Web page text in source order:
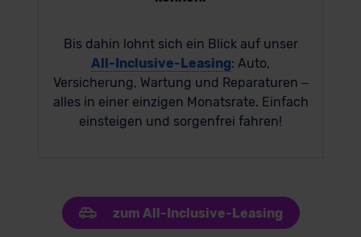
Bis dahin lohnt sich ein Blick auf unser
All-Inclusive-Leasing: Auto,
Versicherung, Wartung und Reparaturen –
alles in einer einzigen Monatsrate. Einfach
einsteigen und sorgenfrei fahren!
zum All-Inclusive-Leasing